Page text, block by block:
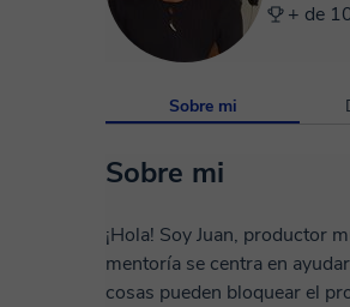
+ de
Sobre mi
Sobre mi
¡Hola! Soy Juan, productor
mentoría se centra en
cosas pueden bloquear el